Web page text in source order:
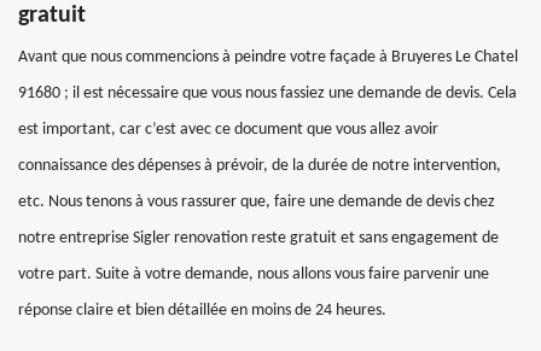
gratuit
Avant que nous commencions à peindre votre façade à Bruyeres Le Chatel
91680 ; il est nécessaire que vous nous fassiez une demande de devis. Cela
est important, car c’est avec ce document que vous allez avoir
connaissance des dépenses à prévoir, de la durée de notre intervention,
etc. Nous tenons à vous rassurer que, faire une demande de devis chez
notre entreprise Sigler renovation reste gratuit et sans engagement de
votre part. Suite à votre demande, nous allons vous faire parvenir une
réponse claire et bien détaillée en moins de 24 heures.